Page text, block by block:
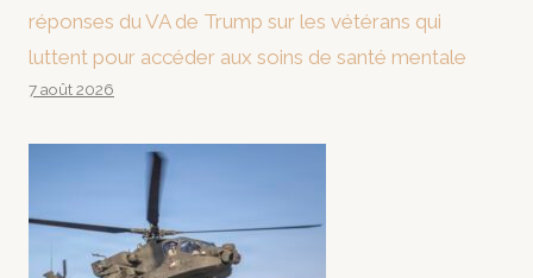
réponses du VA de Trump sur les vétérans qui
luttent pour accéder aux soins de santé mentale
7 août 2026